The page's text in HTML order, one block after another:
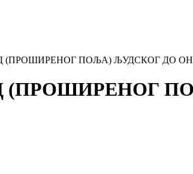
ПОЉА) ЉУДСКОГ ДО